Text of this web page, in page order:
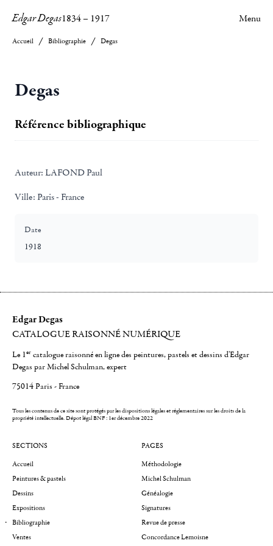
Edgar Degas1834– 1917 Menu
Accueil Bibliographie Degas
Degas
Référence bibliographique
Auteur: LAFOND Paul
Ville: Paris - France
Date
1918
Edgar Degas
CATALOGUE RAISONNÉ NUMÉRIQUE
Le 1er catalogue raisonné en ligne des peintures, pastels et dessins d'Edgar
Degas par Michel Schulman, expert
75014 Paris - France
Tous les contenus de ce site sont protégés par les dispositions légales et réglementaires sur les droits de la
propriété intellectuelle.Dépot légal BNF : 1er décembre 2022
SECTIONS
Accueil
Peintures & pastels
Dessins
Expositions
Bibliographie
Ventes
PAGES
Méthodologie
Michel Schulman
Généalogie
Signatures
Revue de presse
Concordance Lemoisne